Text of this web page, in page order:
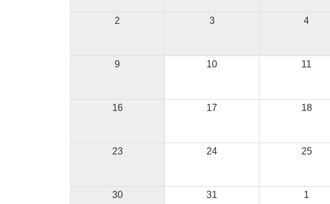
2 3 4
9 10 11
16 17 18
23 24 25
30 31 1